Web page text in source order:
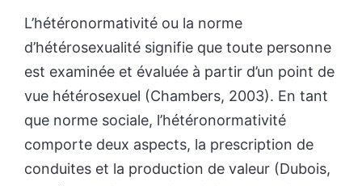
L’hétéronormativité ou la norme
d’hétérosexualité signifie que toute personne
est examinée et évaluée à partir d’un point de
vue hétérosexuel (Chambers, 2003). En tant
que norme sociale, l’hétéronormativité
comporte deux aspects, la prescription de
conduites et la production de valeur (Dubois,